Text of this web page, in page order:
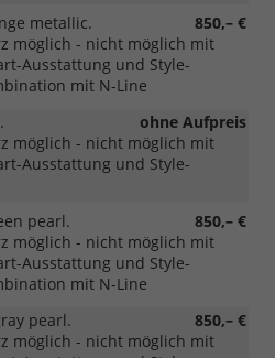
850,– €
metallic.
möglich - nicht möglich mit
Ausstattung und Style-
mit N-Line
ohne Aufpreis
möglich - nicht möglich mit
Ausstattung und Style-
850,– €
pearl.
möglich - nicht möglich mit
Ausstattung und Style-
mit N-Line
850,– €
pearl.
möglich - nicht möglich mit